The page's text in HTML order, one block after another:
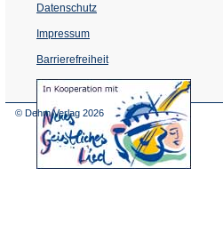
Datenschutz
Impressum
Barrierefreiheit
(Öffnet
in
© Dehm Verlag 2026